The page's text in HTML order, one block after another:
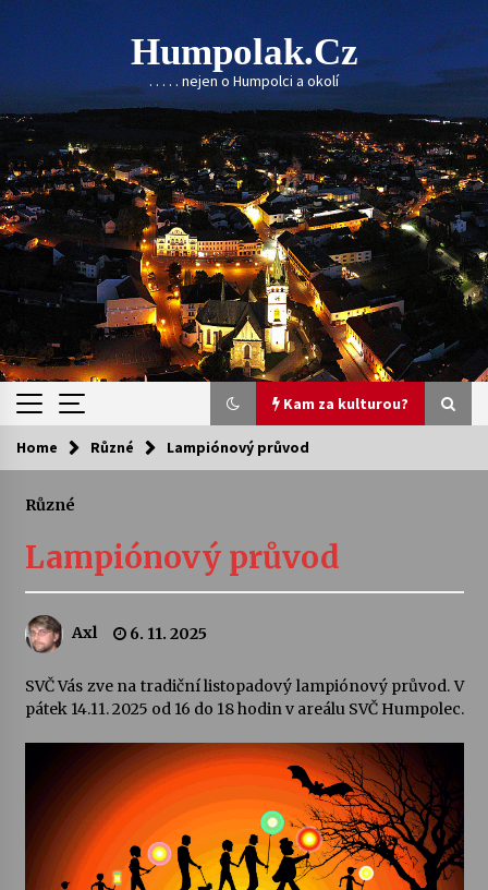
Skip
to
content
Humpolak.cz
. . . . . nejen o Humpolci a okolí
Kam za kulturou?
Kam za kulturou?
Sukuba Ensemble
4. 8. 2026
Vernisáž výstavy Josefíny Duškové: Stávám se
kapkou
30. 7. 2026
Pozvánka na integrační festival Quijotova
šedesátka: 28. 7.–1. 8. 2026
28. 7. 2026
Home Různé Lampiónový průvod
Různé
Lampiónový průvod
Axl 6. 11. 2025
SVČ Vás zve na tradiční listopadový lampiónový průvod. V
pátek 14.11. 2025 od 16 do 18 hodin v areálu SVČ Humpolec.